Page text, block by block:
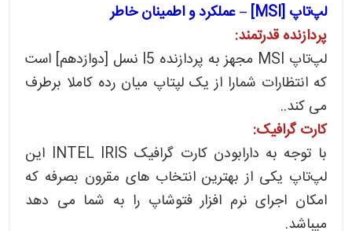
لپ‌تاپ [MSI] – عملکرد و اطمینان خاطر
پردازنده قدرتمند:
لپ‌تاپ MSI مجهز به پردازنده I5 نسل [دوازدهم] است
که انتظارات شمارا از یک لپتاپ میان رده کاملا برطرف
می کند..
کارت گرافیک:
با توجه به دارابودن کارت گرافیک INTEL IRIS این
لپ‌تاپ یکی از بهترین انتخاب های مقرون بصرفه که
امکان اجرای نرم افزار فتوشاپ را به شما می دهد
میباشد.